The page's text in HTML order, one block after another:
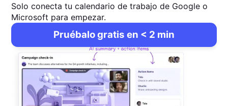
Solo conecta tu calendario de trabajo de Google o
Microsoft para empezar.
Pruébalo gratis en < 2 min